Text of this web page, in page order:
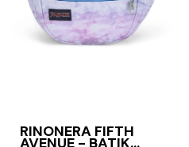
RIÑONERA FIFTH
AVENUE - BATIK